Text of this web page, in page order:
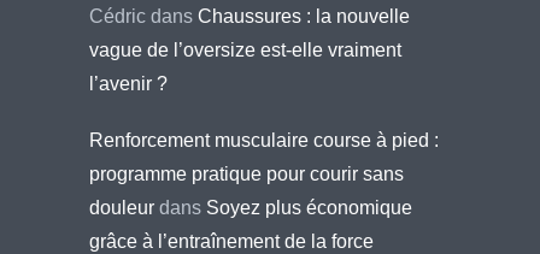
Cédric dans Chaussures : la nouvelle
vague de l’oversize est-elle vraiment
l’avenir ?
Renforcement musculaire course à pied :
programme pratique pour courir sans
douleur dans Soyez plus économique
grâce à l’entraînement de la force